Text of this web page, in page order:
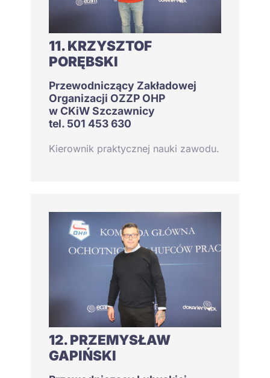
11. KRZYSZTOF
PORĘBSKI
Przewodniczący Zakładowej
Organizacji OZZP OHP
w CKiW Szczawnicy
tel. 501 453 630
Kierownik praktycznej nauki zawodu.
12. PRZEMYSŁAW
GAPIŃSKI